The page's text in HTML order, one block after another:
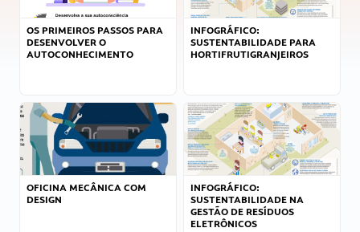
OS PRIMEIROS PASSOS PARA
DESENVOLVER O
AUTOCONHECIMENTO
INFOGRÁFICO:
SUSTENTABILIDADE PARA
HORTIFRUTIGRANJEIROS
OFICINA MECÂNICA COM
DESIGN
INFOGRÁFICO:
SUSTENTABILIDADE NA
GESTÃO DE RESÍDUOS
ELETRÔNICOS